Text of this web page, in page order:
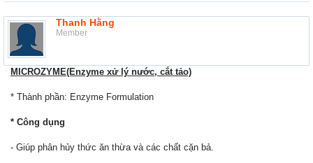
Thanh Hằng
Member
MICROZYME(Enzyme xử lý nước, cắt tảo)
* Thành phần: Enzyme Formulation
* Công dụng
- Giúp phân hủy thức ăn thừa và các chất cặn bả.